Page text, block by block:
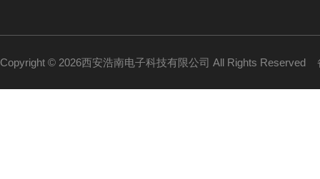
Copyright © 2026西安浩南电子科技有限公司 All Rights Reserved